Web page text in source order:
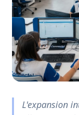
L'expansion